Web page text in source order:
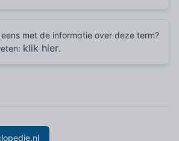
met de informatie over deze term?
klik hier.